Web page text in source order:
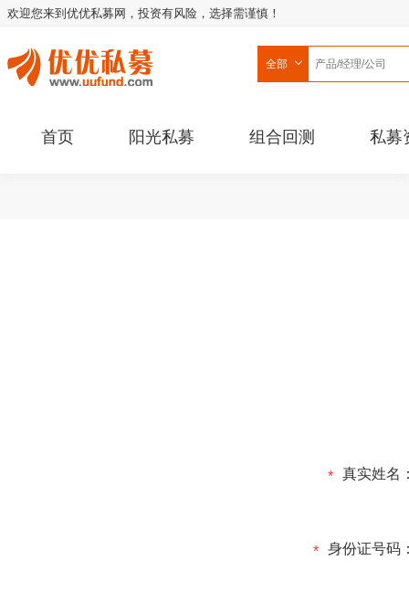
欢迎您来到优优私募网，投资有风险，选择需谨慎！
全部
首页 阳光私募 组合回测 私募
* 真实姓名
* 身份证号码